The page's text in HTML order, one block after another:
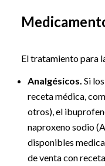
El tratamiento para
Analgésicos.Si
receta médica,
otros), el
naproxeno sodio
disponibles
de venta con